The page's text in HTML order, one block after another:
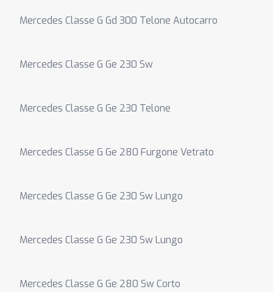
Mercedes Classe G Gd 300 Telone Autocarro
Mercedes Classe G Ge 230 Sw
Mercedes Classe G Ge 230 Telone
Mercedes Classe G Ge 280 Furgone Vetrato
Mercedes Classe G Ge 230 Sw Lungo
Mercedes Classe G Ge 230 Sw Lungo
Mercedes Classe G Ge 280 Sw Corto